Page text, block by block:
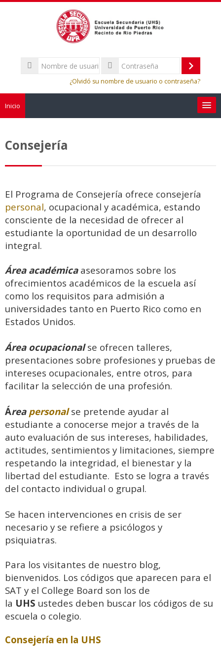
Nombre
de
Acceder
¿Olvidó su nombre de usuario o contraseña?
Inicio
APM
Noticias
Servicio Comunitario
Biblioteca y Recursos
SIIA
Español - Internacional ‎(es)‎
cursos
Consejería
El Programa de Consejería ofrece consejería
personal, ocupacional y académica, estando
consciente de la necesidad de ofrecer al
estudiante la oportunidad de un desarrollo
integral.
Área académica asesoramos sobre los
ofrecimientos académicos de la escuela así
como los requisitos para admisión a
universidades tanto en Puerto Rico como en
Estados Unidos.
Área ocupacional se ofrecen talleres,
presentaciones sobre profesiones y pruebas de
intereses ocupacionales, entre otros, para
facilitar la selección de una profesión.
Área personalse pretende ayudar al
estudiante a conocerse mejor a través de la
auto evaluación de sus intereses, habilidades,
actitudes, sentimientos y limitaciones, siempre
respetando la integridad, el bienestar y la
libertad del estudiante. Esto se logra a través
del contacto individual o grupal.
Se hacen intervenciones en crisis de ser
necesario y se refiere a psicólogos y
psiquiatras.
Para los visitantes de nuestro blog,
bienvenidos. Los códigos que aparecen para el
SAT y el College Board son los de
la UHS ustedes deben buscar los códigos de su
escuela o colegio.
Consejería en la UHS